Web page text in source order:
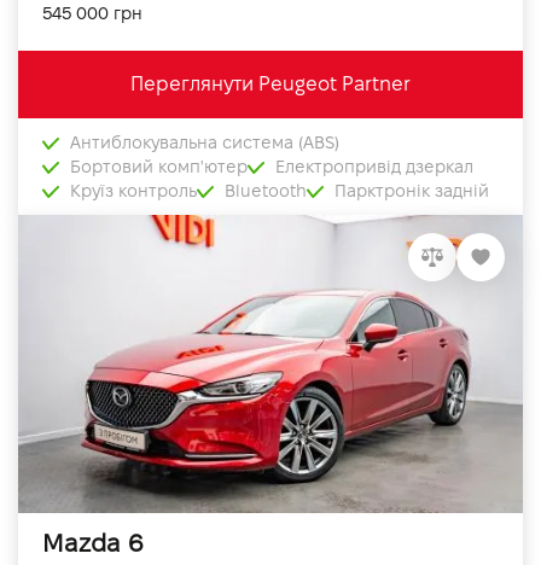
545 000 грн
Переглянути Peugeot Partner
Антиблокувальна система (ABS)
Бортовий комп'ютер
Електропривід дзеркал
Круїз контроль
Bluetooth Парктронік задній
Mazda 6